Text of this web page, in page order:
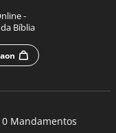
-
Bíblia
Mandamentos